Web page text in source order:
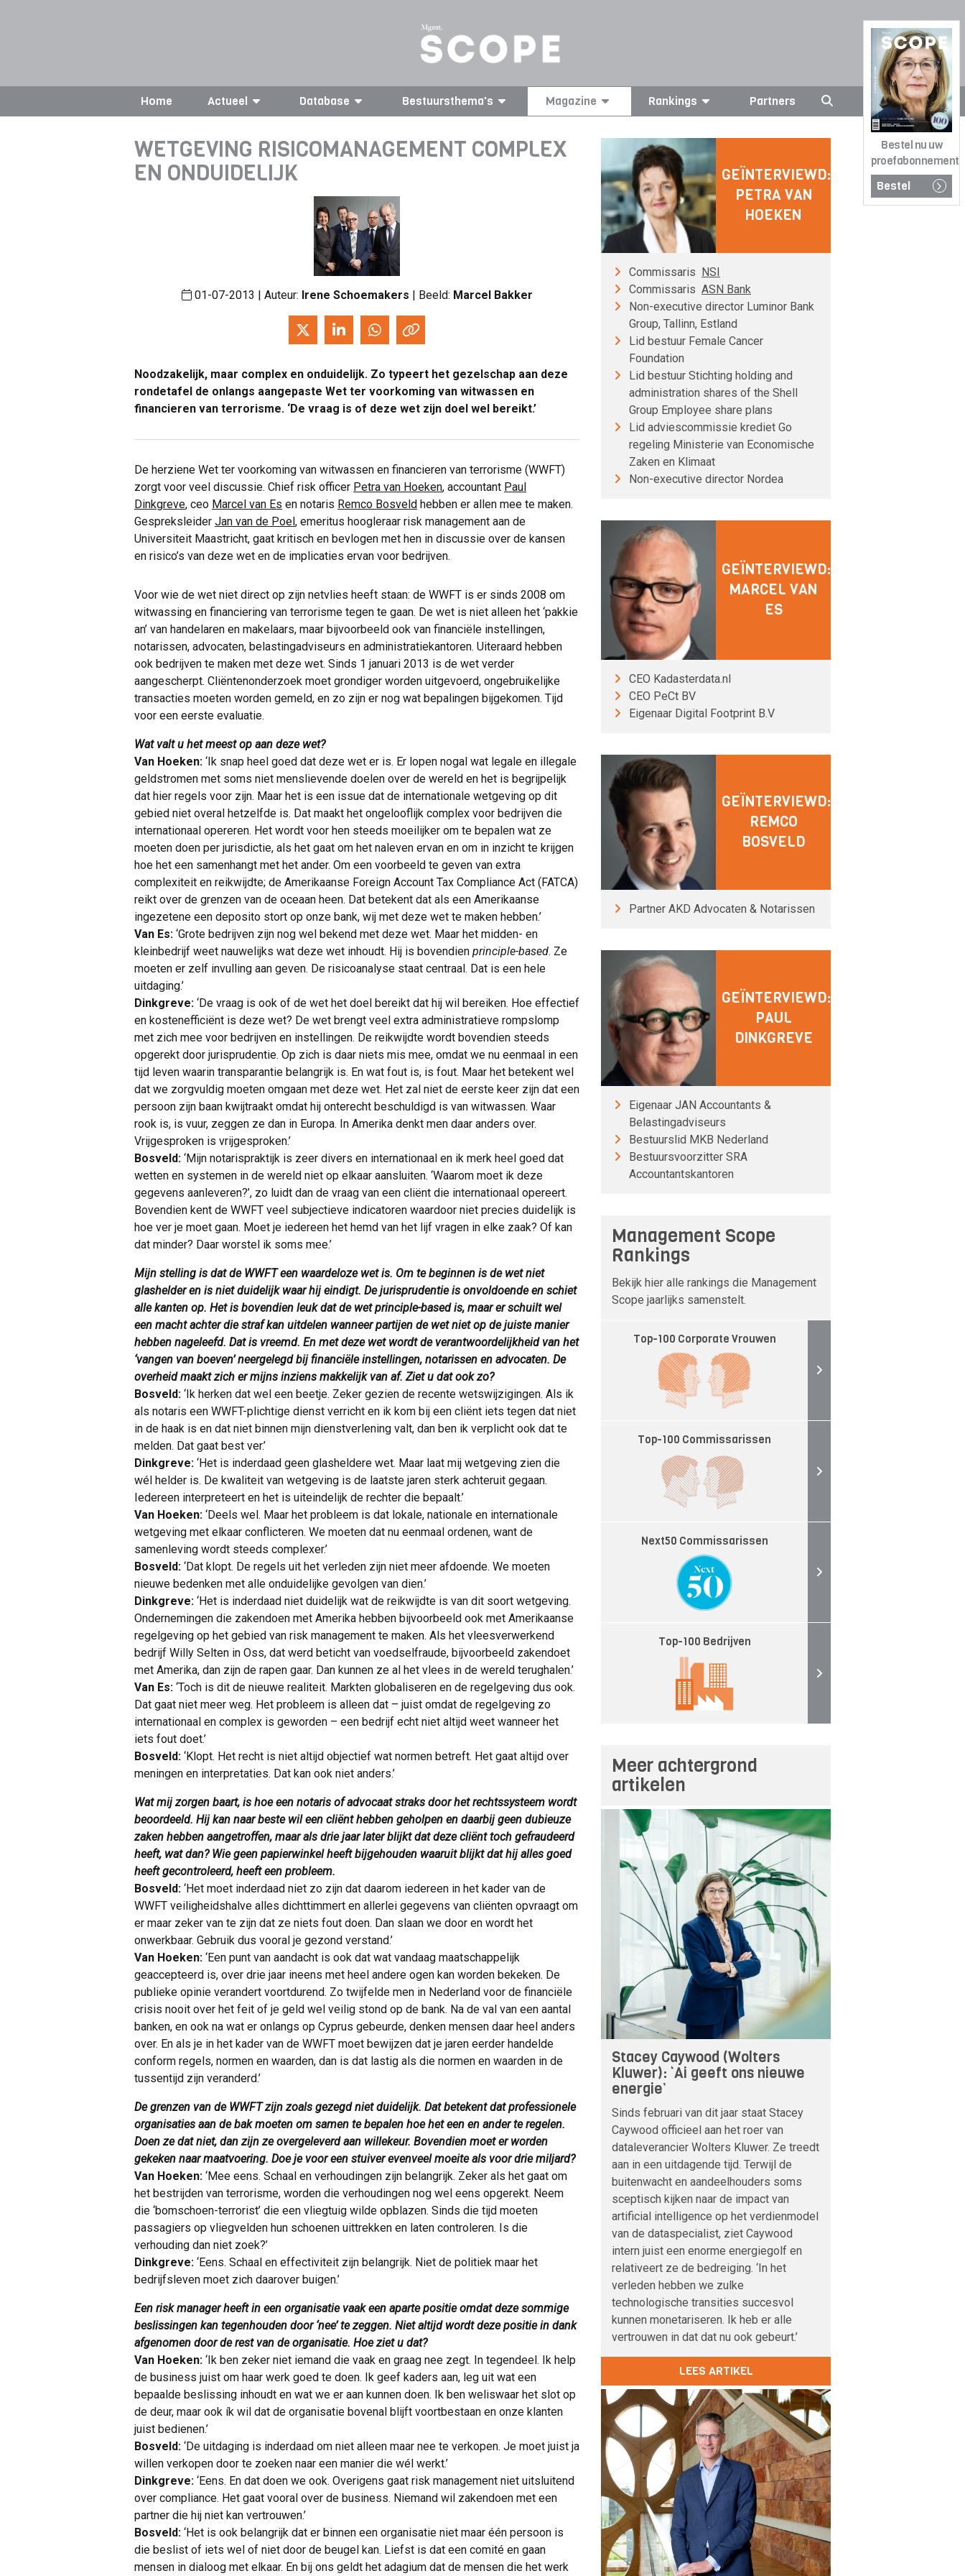
Bestel nu uw
proefabonnement
Bestel
Home Actueel Database Bestuursthema's Magazine Rankings Partners
WETGEVING RISICOMANAGEMENT COMPLEX
EN ONDUIDELIJK
01-07-2013 | Auteur: Irene Schoemakers | Beeld: Marcel Bakker
Noodzakelijk, maar complex en onduidelijk. Zo typeert het gezelschap aan deze
rondetafel de onlangs aangepaste Wet ter voorkoming van witwassen en
financieren van terrorisme. ‘De vraag is of deze wet zijn doel wel bereikt.’
De herziene Wet ter voorkoming van witwassen en financieren van terrorisme (WWFT)
zorgt voor veel discussie. Chief risk officer Petra van Hoeken, accountant Paul
Dinkgreve, ceo Marcel van Es en notaris Remco Bosveld hebben er allen mee te maken.
Gespreksleider Jan van de Poel, emeritus hoogleraar risk management aan de
Universiteit Maastricht, gaat kritisch en bevlogen met hen in discussie over de kansen
en risico’s van deze wet en de implicaties ervan voor bedrijven.
Voor wie de wet niet direct op zijn netvlies heeft staan: de WWFT is er sinds 2008 om
witwassing en financiering van terrorisme tegen te gaan. De wet is niet alleen het ‘pakkie
an’ van handelaren en makelaars, maar bijvoorbeeld ook van financiële instellingen,
notarissen, advocaten, belastingadviseurs en administratiekantoren. Uiteraard hebben
ook bedrijven te maken met deze wet. Sinds 1 januari 2013 is de wet verder
aangescherpt. Cliëntenonderzoek moet grondiger worden uitgevoerd, ongebruikelijke
transacties moeten worden gemeld, en zo zijn er nog wat bepalingen bijgekomen. Tijd
voor een eerste evaluatie.
Wat valt u het meest op aan deze wet?
Van Hoeken: ‘Ik snap heel goed dat deze wet er is. Er lopen nogal wat legale en illegale
geldstromen met soms niet menslievende doelen over de wereld en het is begrijpelijk
dat hier regels voor zijn. Maar het is een issue dat de internationale wetgeving op dit
gebied niet overal hetzelfde is. Dat maakt het ongelooflijk complex voor bedrijven die
internationaal opereren. Het wordt voor hen steeds moeilijker om te bepalen wat ze
moeten doen per jurisdictie, als het gaat om het naleven ervan en om in inzicht te krijgen
hoe het een samenhangt met het ander. Om een voorbeeld te geven van extra
complexiteit en reikwijdte; de Amerikaanse Foreign Account Tax Compliance Act (FATCA)
reikt over de grenzen van de oceaan heen. Dat betekent dat als een Amerikaanse
ingezetene een deposito stort op onze bank, wij met deze wet te maken hebben.’
Van Es: ‘Grote bedrijven zijn nog wel bekend met deze wet. Maar het midden- en
kleinbedrijf weet nauwelijks wat deze wet inhoudt. Hij is bovendien principle-based. Ze
moeten er zelf invulling aan geven. De risicoanalyse staat centraal. Dat is een hele
uitdaging.’
Dinkgreve: ‘De vraag is ook of de wet het doel bereikt dat hij wil bereiken. Hoe effectief
en kostenefficiënt is deze wet? De wet brengt veel extra administratieve rompslomp
met zich mee voor bedrijven en instellingen. De reikwijdte wordt bovendien steeds
opgerekt door jurisprudentie. Op zich is daar niets mis mee, omdat we nu eenmaal in een
tijd leven waarin transparantie belangrijk is. En wat fout is, is fout. Maar het betekent wel
dat we zorgvuldig moeten omgaan met deze wet. Het zal niet de eerste keer zijn dat een
persoon zijn baan kwijtraakt omdat hij onterecht beschuldigd is van witwassen. Waar
rook is, is vuur, zeggen ze dan in Europa. In Amerika denkt men daar anders over.
Vrijgesproken is vrijgesproken.’
Bosveld: ‘Mijn notarispraktijk is zeer divers en internationaal en ik merk heel goed dat
wetten en systemen in de wereld niet op elkaar aansluiten. ‘Waarom moet ik deze
gegevens aanleveren?’, zo luidt dan de vraag van een cliënt die internationaal opereert.
Bovendien kent de WWFT veel subjectieve indicatoren waardoor niet precies duidelijk is
hoe ver je moet gaan. Moet je iedereen het hemd van het lijf vragen in elke zaak? Of kan
dat minder? Daar worstel ik soms mee.’
Mijn stelling is dat de WWFT een waardeloze wet is. Om te beginnen is de wet niet
glashelder en is niet duidelijk waar hij eindigt. De jurisprudentie is onvoldoende en schiet
alle kanten op. Het is bovendien leuk dat de wet principle-based is, maar er schuilt wel
een macht achter die straf kan uitdelen wanneer partijen de wet niet op de juiste manier
hebben nageleefd. Dat is vreemd. En met deze wet wordt de verantwoordelijkheid van het
‘vangen van boeven’ neergelegd bij financiële instellingen, notarissen en advocaten. De
overheid maakt zich er mijns inziens makkelijk van af. Ziet u dat ook zo?
Bosveld: ‘Ik herken dat wel een beetje. Zeker gezien de recente wetswijzigingen. Als ik
als notaris een WWFT-plichtige dienst verricht en ik kom bij een cliënt iets tegen dat niet
in de haak is en dat niet binnen mijn dienstverlening valt, dan ben ik verplicht ook dat te
melden. Dat gaat best ver.’
Dinkgreve: ‘Het is inderdaad geen glasheldere wet. Maar laat mij wetgeving zien die
wél helder is. De kwaliteit van wetgeving is de laatste jaren sterk achteruit gegaan.
Iedereen interpreteert en het is uiteindelijk de rechter die bepaalt.’
Van Hoeken: ‘Deels wel. Maar het probleem is dat lokale, nationale en internationale
wetgeving met elkaar conflicteren. We moeten dat nu eenmaal ordenen, want de
samenleving wordt steeds complexer.’
Bosveld: ‘Dat klopt. De regels uit het verleden zijn niet meer afdoende. We moeten
nieuwe bedenken met alle onduidelijke gevolgen van dien.’
Dinkgreve: ‘Het is inderdaad niet duidelijk wat de reikwijdte is van dit soort wetgeving.
Ondernemingen die zakendoen met Amerika hebben bijvoorbeeld ook met Amerikaanse
regelgeving op het gebied van risk management te maken. Als het vleesverwerkend
bedrijf Willy Selten in Oss, dat werd beticht van voedselfraude, bijvoorbeeld zakendoet
met Amerika, dan zijn de rapen gaar. Dan kunnen ze al het vlees in de wereld terughalen.’
Van Es: ‘Toch is dit de nieuwe realiteit. Markten globaliseren en de regelgeving dus ook.
Dat gaat niet meer weg. Het probleem is alleen dat – juist omdat de regelgeving zo
internationaal en complex is geworden – een bedrijf echt niet altijd weet wanneer het
iets fout doet.’
Bosveld: ‘Klopt. Het recht is niet altijd objectief wat normen betreft. Het gaat altijd over
meningen en interpretaties. Dat kan ook niet anders.’
Wat mij zorgen baart, is hoe een notaris of advocaat straks door het rechtssysteem wordt
beoordeeld. Hij kan naar beste wil een cliënt hebben geholpen en daarbij geen dubieuze
zaken hebben aangetroffen, maar als drie jaar later blijkt dat deze cliënt toch gefraudeerd
heeft, wat dan? Wie geen papierwinkel heeft bijgehouden waaruit blijkt dat hij alles goed
heeft gecontroleerd, heeft een probleem.
Bosveld: ‘Het moet inderdaad niet zo zijn dat daarom iedereen in het kader van de
WWFT veiligheidshalve alles dichttimmert en allerlei gegevens van cliënten opvraagt om
er maar zeker van te zijn dat ze niets fout doen. Dan slaan we door en wordt het
onwerkbaar. Gebruik dus vooral je gezond verstand.’
Van Hoeken: ‘Een punt van aandacht is ook dat wat vandaag maatschappelijk
geaccepteerd is, over drie jaar ineens met heel andere ogen kan worden bekeken. De
publieke opinie verandert voortdurend. Zo twijfelde men in Nederland voor de financiële
crisis nooit over het feit of je geld wel veilig stond op de bank. Na de val van een aantal
banken, en ook na wat er onlangs op Cyprus gebeurde, denken mensen daar heel anders
over. En als je in het kader van de WWFT moet bewijzen dat je jaren eerder handelde
conform regels, normen en waarden, dan is dat lastig als die normen en waarden in de
tussentijd zijn veranderd.’
De grenzen van de WWFT zijn zoals gezegd niet duidelijk. Dat betekent dat professionele
organisaties aan de bak moeten om samen te bepalen hoe het een en ander te regelen.
Doen ze dat niet, dan zijn ze overgeleverd aan willekeur. Bovendien moet er worden
gekeken naar maatvoering. Doe je voor een stuiver evenveel moeite als voor drie miljard?
Van Hoeken: ‘Mee eens. Schaal en verhoudingen zijn belangrijk. Zeker als het gaat om
het bestrijden van terrorisme, worden die verhoudingen nog wel eens opgerekt. Neem
die ‘bomschoen-terrorist’ die een vliegtuig wilde opblazen. Sinds die tijd moeten
passagiers op vliegvelden hun schoenen uittrekken en laten controleren. Is die
verhouding dan niet zoek?’
Dinkgreve: ‘Eens. Schaal en effectiviteit zijn belangrijk. Niet de politiek maar het
bedrijfsleven moet zich daarover buigen.’
Een risk manager heeft in een organisatie vaak een aparte positie omdat deze sommige
beslissingen kan tegenhouden door ‘nee’ te zeggen. Niet altijd wordt deze positie in dank
afgenomen door de rest van de organisatie. Hoe ziet u dat?
Van Hoeken: ‘Ik ben zeker niet iemand die vaak en graag nee zegt. In tegendeel. Ik help
de business juist om haar werk goed te doen. Ik geef kaders aan, leg uit wat een
bepaalde beslissing inhoudt en wat we er aan kunnen doen. Ik ben weliswaar het slot op
de deur, maar ook ík wil dat de organisatie bovenal blijft voortbestaan en onze klanten
juist bedienen.’
Bosveld: ‘De uitdaging is inderdaad om niet alleen maar nee te verkopen. Je moet juist ja
willen verkopen door te zoeken naar een manier die wél werkt.’
Dinkgreve: ‘Eens. En dat doen we ook. Overigens gaat risk management niet uitsluitend
over compliance. Het gaat vooral over de business. Niemand wil zakendoen met een
partner die hij niet kan vertrouwen.’
Bosveld: ‘Het is ook belangrijk dat er binnen een organisatie niet maar één persoon is
die beslist of iets wel of niet door de beugel kan. Liefst is dat een comité en gaan
mensen in dialoog met elkaar. En bij ons geldt het adagium dat de mensen die het werk
GEÏNTERVIEWD:
PETRA VAN
HOEKEN
Commissaris NSI
Commissaris ASN Bank
Non-executive director Luminor Bank
Group, Tallinn, Estland
Lid bestuur Female Cancer
Foundation
Lid bestuur Stichting holding and
administration shares of the Shell
Group Employee share plans
Lid adviescommissie krediet Go
regeling Ministerie van Economische
Zaken en Klimaat
Non-executive director Nordea
GEÏNTERVIEWD:
MARCEL VAN
ES
CEO Kadasterdata.nl
CEO PeCt BV
Eigenaar Digital Footprint B.V
GEÏNTERVIEWD:
REMCO
BOSVELD
Partner AKD Advocaten & Notarissen
GEÏNTERVIEWD:
PAUL
DINKGREVE
Eigenaar JAN Accountants &
Belastingadviseurs
Bestuurslid MKB Nederland
Bestuursvoorzitter SRA
Accountantskantoren
Management Scope
Rankings
Bekijk hier alle rankings die Management
Scope jaarlijks samenstelt.
Top-100 Corporate Vrouwen
Top-100 Commissarissen
Next50 Commissarissen
Top-100 Bedrijven
Meer achtergrond
artikelen
Stacey Caywood (Wolters
Kluwer): ‘Ai geeft ons nieuwe
energie’
Sinds februari van dit jaar staat Stacey
Caywood officieel aan het roer van
dataleverancier Wolters Kluwer. Ze treedt
aan in een uitdagende tijd. Terwijl de
buitenwacht en aandeelhouders soms
sceptisch kijken naar de impact van
artificial intelligence op het verdienmodel
van de dataspecialist, ziet Caywood
intern juist een enorme energiegolf en
relativeert ze de bedreiging. ‘In het
verleden hebben we zulke
technologische transities succesvol
kunnen monetariseren. Ik heb er alle
vertrouwen in dat dat nu ook gebeurt.’
LEES ARTIKEL